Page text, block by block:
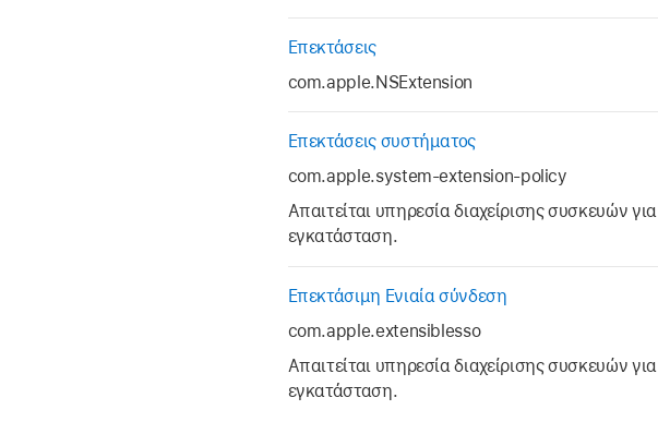
Επεκτάσεις
com.apple.NSExtension
Επεκτάσεις συστήματος
com.apple.system-extension-policy
Απαιτείται υπηρεσία διαχείρισης συσκευών για
εγκατάσταση.
Επεκτάσιμη Ενιαία σύνδεση
com.apple.extensiblesso
Απαιτείται υπηρεσία διαχείρισης συσκευών για
εγκατάσταση.